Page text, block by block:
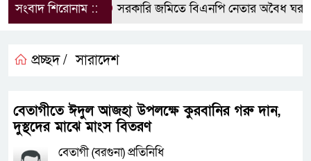
সংবাদ শিরোনাম ::সরকারি জমিতে বিএনপি নেতার অবৈধ ঘর
প্রচ্ছদ / সারাদেশ
বেতাগীতে ঈদুল আজহা উপলক্ষে কুরবানির গরু দান,
দুস্থদের মাঝে মাংস বিতরণ
বেতাগী (বরগুনা) প্রতিনিধি